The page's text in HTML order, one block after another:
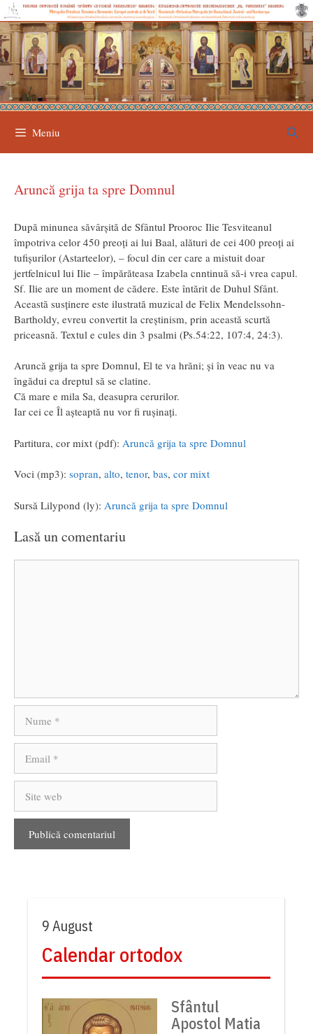
Sari
la
conținut
Meniu
Aruncă grija ta spre Domnul
După minunea săvârșită de Sfântul Prooroc Ilie Tesviteanul
împotriva celor 450 preoți ai lui Baal, alături de cei 400 preoți ai
tufișurilor (Astarteelor), – focul din cer care a mistuit doar
jertfelnicul lui Ilie – împărăteasa Izabela cnntinuă să-i vrea capul.
Sf. Ilie are un moment de cădere. Este întărit de Duhul Sfânt.
Această susținere este ilustrată muzical de Felix Mendelssohn-
Bartholdy, evreu convertit la creștinism, prin această scurtă
priceasnă. Textul e cules din 3 psalmi (Ps.54:22, 107:4, 24:3).
Aruncă grija ta spre Domnul, El te va hrăni; și în veac nu va
îngădui ca dreptul să se clatine.
Că mare e mila Sa, deasupra cerurilor.
Iar cei ce Îl așteaptă nu vor fi rușinați.
Partitura, cor mixt (pdf): Aruncă grija ta spre Domnul
Voci (mp3): sopran, alto, tenor, bas, cor mixt
Sursă Lilypond (ly): Aruncă grija ta spre Domnul
Lasă un comentariu
web
9 August
Calendar ortodox
Sfântul
Apostol Matia